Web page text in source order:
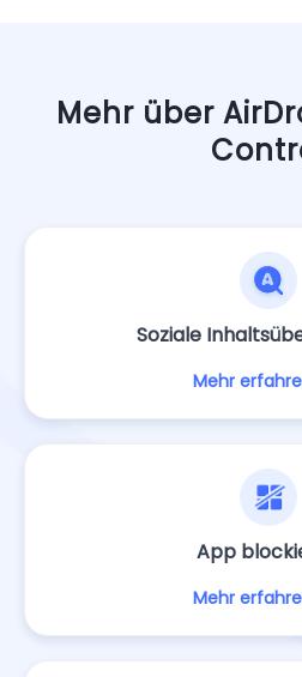
Mehr über
Soziale
Mehr
App
Mehr